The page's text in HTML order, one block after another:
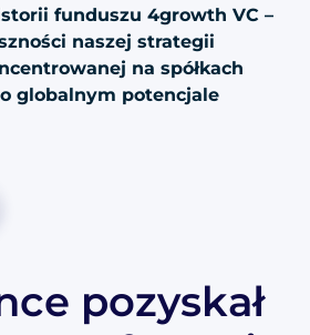
funduszu 4growth VC –
naszej strategii
na spółkach
globalnym potencjale
pozyskał